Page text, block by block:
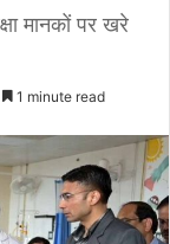
मानकों पर खरे
1 minute read